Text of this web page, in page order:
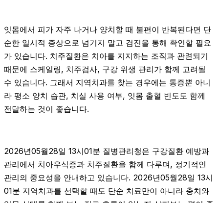
잇몸에서 피가 자주 나거나 양치할 때 불편이 반복된다면 단
순한 일시적 증상으로 넘기지 말고 검진을 통해 확인할 필요
가 있습니다. 치주질환은 치아를 지지하는 조직과 관련되기
때문에 스케일링, 치주검사, 구강 위생 관리가 함께 고려될
수 있습니다. 그래서 지역치과를 찾는 경우에는 통증뿐 아니
라 평소 양치 습관, 치실 사용 여부, 잇몸 출혈 빈도도 함께
전달하는 것이 좋습니다.
2026년05월28일 13시01분 질병관리청은 구강질환 예방과
관리에서 치아우식증과 치주질환을 함께 다루며, 정기적인
관리의 중요성을 안내하고 있습니다. 2026년05월28일 13시
01분 지역치과를 선택할 때도 단순 치료만이 아니라 충치와